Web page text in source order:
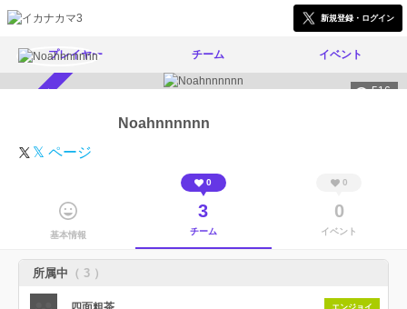
新規登録・ログイン
プレイヤー チーム イベント
516
Noahnnnnnn
𝕏 ページ
基本情報
0
3
チーム
0
0
イベント
所属中 （ 3 ）
エンジョイ